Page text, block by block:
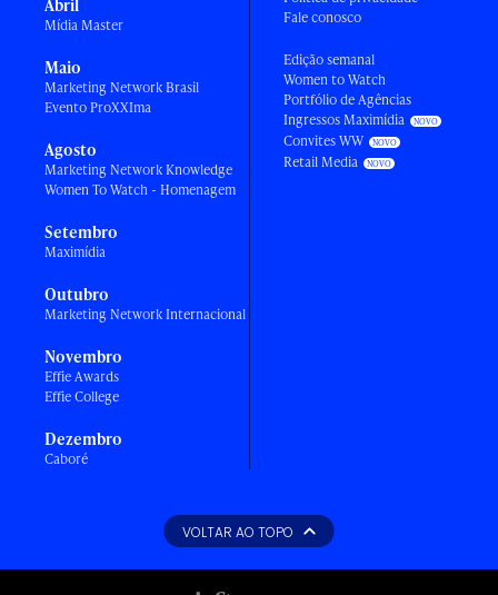
Abril
Mídia Master
Maio
Marketing Network Brasil
Evento ProXXIma
Agosto
Marketing Network Knowledge
Women To Watch - Homenagem
Setembro
Maximídia
Outubro
Marketing Network Internacional
Novembro
Effie Awards
Effie College
Dezembro
Caboré
Fale conosco
Edição semanal
Women to Watch
Portfólio de Agências
Ingressos Maximídia
Convites WW
Retail Media
VOLTAR AO TOPO